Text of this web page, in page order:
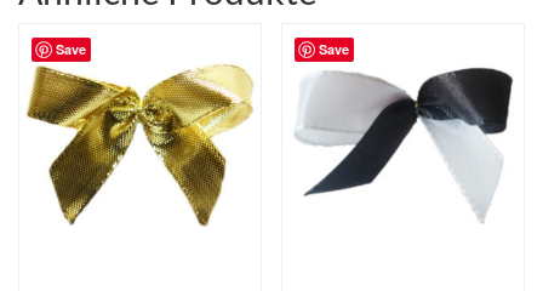
auf
der
Produktseite
werden
Save Save